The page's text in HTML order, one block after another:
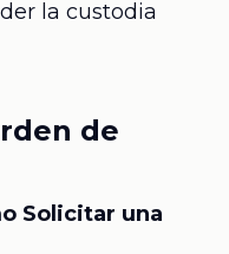
la custodia
de
Solicitar una